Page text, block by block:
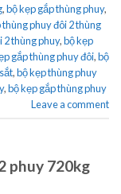
,bộ kẹp gắp thùng phuy,
thùng phuy đôi 2 thùng
2 thùng phuy,bộ kẹp
gắp thùng phuy đôi,bộ
,bộ kẹp thùng phuy
,bộ kẹp gắp thùng phuy
Leave a comment
phuy 720kg